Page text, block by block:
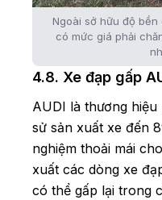
Ngoài sở hữu độ
có mức giá phải
4.8. Xe đạp gấp
AUDI là thương
sử sản xuất xe đến
nghiệm thoải mái
xuất các dòng xe
có thể gấp lại trong